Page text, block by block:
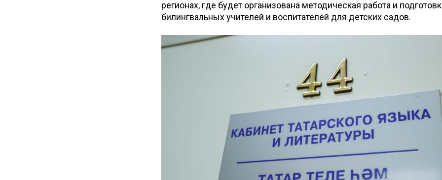
регионах, где будет организована методическая работа и
билингвальных учителей и воспитателей для детских садов.